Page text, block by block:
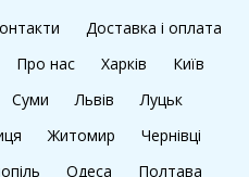
Доставка і оплата
Про нас Харків
Київ
Суми Львів
Луцьк
Житомир
Чернівці
Одеса Полтава